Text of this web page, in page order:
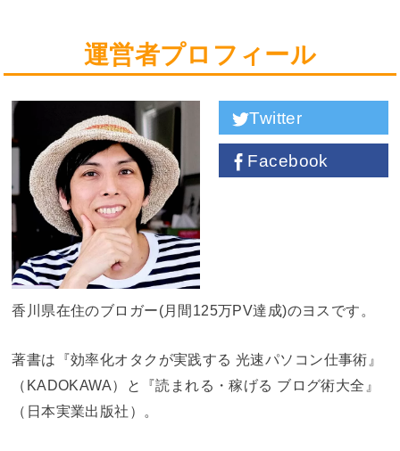
運営者プロフィール
Twitter
Facebook
香川県在住のブロガー(月間125万PV達成)のヨスです。
著書は『効率化オタクが実践する 光速パソコン仕事術』
（KADOKAWA）と『読まれる・稼げる ブログ術大全』
（日本実業出版社）。